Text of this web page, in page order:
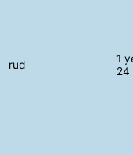
rud
1
24